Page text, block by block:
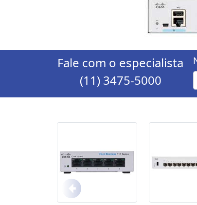
Fale com o especialista
(11) 3475-5000
Anterior